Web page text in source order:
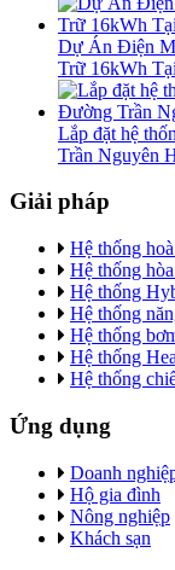
Dự Án Điện
Trữ 16kWh
Lắp đặt hệ
Trần Nguyên
Giải pháp
Hệ thống
Hệ thống
Hệ thống
Hệ thống
Hệ thống
Hệ thống
Hệ thống
Ứng dụng
Doanh
Hộ gia đình
Nông nghiệp
Khách sạn